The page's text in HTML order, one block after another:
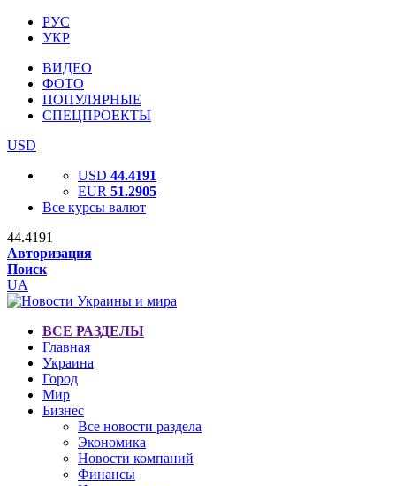
РУС
УКР
ВИДЕО
ФОТО
ПОПУЛЯРНЫЕ
СПЕЦПРОЕКТЫ
USD
USD 44.4191
EUR 51.2905
Все курсы валют
44.4191
Авторизация
Поиск
UA
ВСЕ РАЗДЕЛЫ
Главная
Украина
Город
Мир
Бизнес
Все новости раздела
Экономика
Новости компаний
Финансы